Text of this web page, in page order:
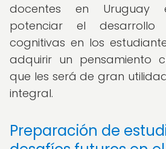
docentes en Uruguay
potenciar el desarrollo
cognitivas en los
adquirir un pensamiento
que les será de gran
integral.
Preparación de